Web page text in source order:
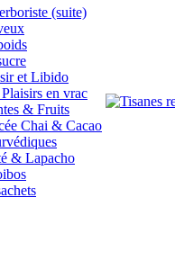
(suite)
et Libido
en vrac
& Fruits
Chai & Cacao
& Lapacho